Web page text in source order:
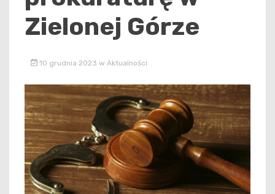
Zielonej Górze
10 grudnia 2023 w Aktualności